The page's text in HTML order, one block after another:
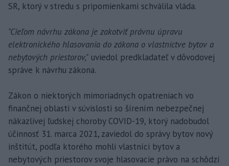
SR, ktorý v stredu s pripomienkami schválila vláda.
"Cieľom návrhu zákona je zakotviť právnu úpravu
elektronického hlasovania do zákona o vlastníctve bytov a
nebytových priestorov," uviedol predkladateľ v dôvodovej
správe k návrhu zákona.
Zákon o niektorých mimoriadnych opatreniach vo
finančnej oblasti v súvislosti so šírením nebezpečnej
nákazlivej ľudskej choroby COVID-19, ktorý nadobudol
účinnosť 31. marca 2021, zaviedol do správy bytov nový
inštitút, podľa ktorého mohli vlastníci bytov a
nebytových priestorov svoje hlasovacie právo na schôdzi